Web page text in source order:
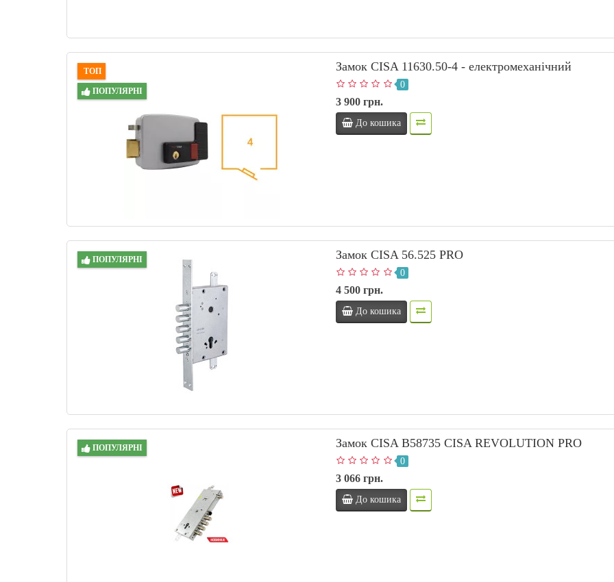
ТОП
ПОПУЛЯРНІ
Замок CISA 11630.50-4 - електромеханічний
0
3 900 грн.
До кошика
ПОПУЛЯРНІ Замок CISA 56.525 PRO
0
4 500 грн.
До кошика
ПОПУЛЯРНІ Замок CISA В58735 CISA REVOLUTION PRO
0
3 066 грн.
До кошика